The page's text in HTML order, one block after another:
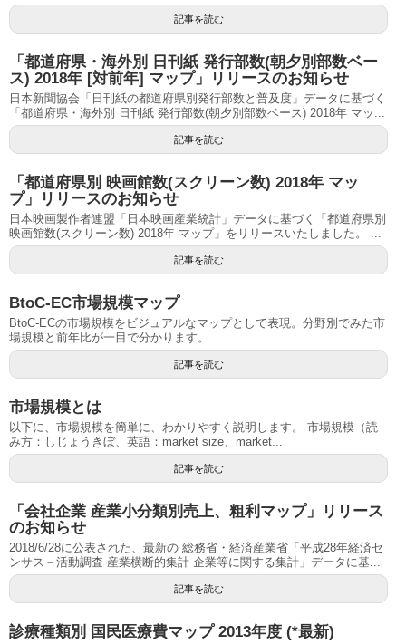
記事を読む
「都道府県・海外別 日刊紙 発行部数(朝夕別部数ベー
ス) 2018年 [対前年] マップ」リリースのお知らせ
日本新聞協会「日刊紙の都道府県別発行部数と普及度」データに基づく
「都道府県・海外別 日刊紙 発行部数(朝夕別部数ベース) 2018年 マッ...
記事を読む
「都道府県別 映画館数(スクリーン数) 2018年 マッ
プ」リリースのお知らせ
日本映画製作者連盟「日本映画産業統計」データに基づく「都道府県別
映画館数(スクリーン数) 2018年 マップ」をリリースいたしました。 ...
記事を読む
BtoC-EC市場規模マップ
BtoC-ECの市場規模をビジュアルなマップとして表現。分野別でみた市
場規模と前年比が一目で分かります。
記事を読む
市場規模とは
以下に、市場規模を簡単に、わかりやすく説明します。 市場規模（読
み方：しじょうきぼ、英語：market size、market...
記事を読む
「会社企業 産業小分類別売上、粗利マップ」リリース
のお知らせ
2018/6/28に公表された、最新の 総務省・経済産業省「平成28年経済セ
ンサス－活動調査 産業横断的集計 企業等に関する集計」データに基...
記事を読む
診療種類別 国民医療費マップ 2013年度 (*最新)